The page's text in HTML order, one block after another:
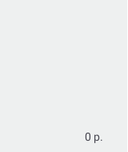
0 р.